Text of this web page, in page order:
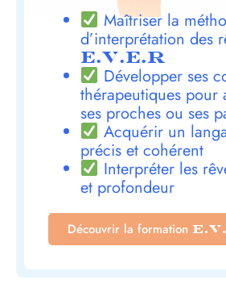
Maîtriser la
d’interprétation des
E.V.E.R
Développer ses
thérapeutiques pour
ses proches ou ses
Acquérir un
précis et cohérent
Interpréter les
et profondeur
Découvrir la formation